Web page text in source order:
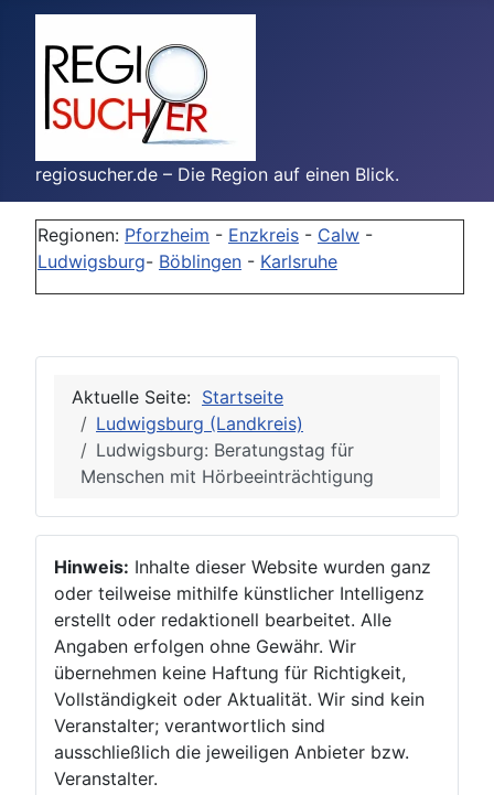
regiosucher.de – Die Region auf einen Blick.
Regionen: Pforzheim - Enzkreis - Calw -
Ludwigsburg- Böblingen - Karlsruhe
Aktuelle Seite: Startseite
Ludwigsburg (Landkreis)
Ludwigsburg: Beratungstag für
Menschen mit Hörbeeinträchtigung
Hinweis: Inhalte dieser Website wurden ganz
oder teilweise mithilfe künstlicher Intelligenz
erstellt oder redaktionell bearbeitet. Alle
Angaben erfolgen ohne Gewähr. Wir
übernehmen keine Haftung für Richtigkeit,
Vollständigkeit oder Aktualität. Wir sind kein
Veranstalter; verantwortlich sind
ausschließlich die jeweiligen Anbieter bzw.
Veranstalter.